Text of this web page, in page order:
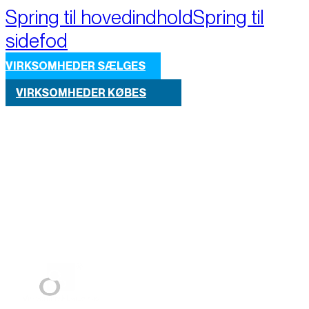
Spring til hovedindholdSpring til
sidefod
VIRKSOMHEDER SÆLGES
VIRKSOMHEDER KØBES